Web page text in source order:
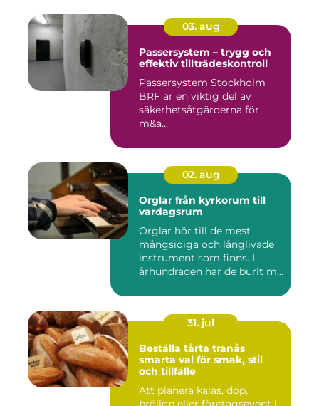
03. aug
Passersystem – trygg och
effektiv tillträdeskontroll
Passersystem Stockholm
BRF är en viktig del av
säkerhetsåtgärderna för
m&a...
02. aug
Orglar från kyrkorum till
vardagsrum
Orglar hör till de mest
mångsidiga och långlivade
instrument som finns. I
århundraden har de burit m...
31. jul
Beställa tårta tranås
smarta val för smak, stil
och tillfälle
Att planera kalas, dop,